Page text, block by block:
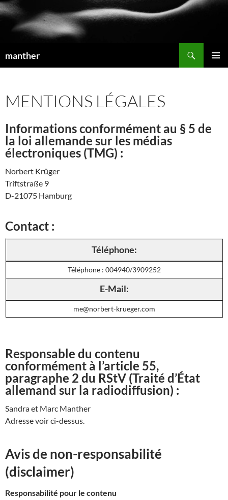
manther
MENTIONS LÉGALES
Informations conformément au § 5 de
la loi allemande sur les médias
électroniques (TMG) :
Norbert Krüger
Triftstraße 9
D-21075 Hamburg
Contact :
Téléphone:
Téléphone : 004940/3909252
E-Mail:
me@norbert-krueger.com
Responsable du contenu
conformément à l’article 55,
paragraphe 2 du RStV (Traité d’État
allemand sur la radiodiffusion) :
Sandra et Marc Manther
Adresse voir ci-dessus.
Avis de non-responsabilité
(disclaimer)
Responsabilité pour le contenu